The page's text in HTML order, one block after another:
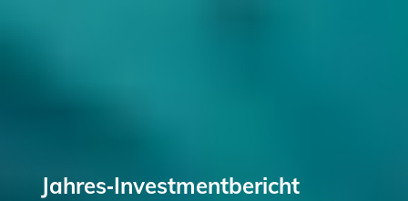
Jahres‑Investmentbericht